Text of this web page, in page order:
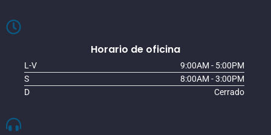
Horario de oficina
L-V
9:00AM - 5:00PM
S
8:00AM - 3:00PM
D
Cerrado